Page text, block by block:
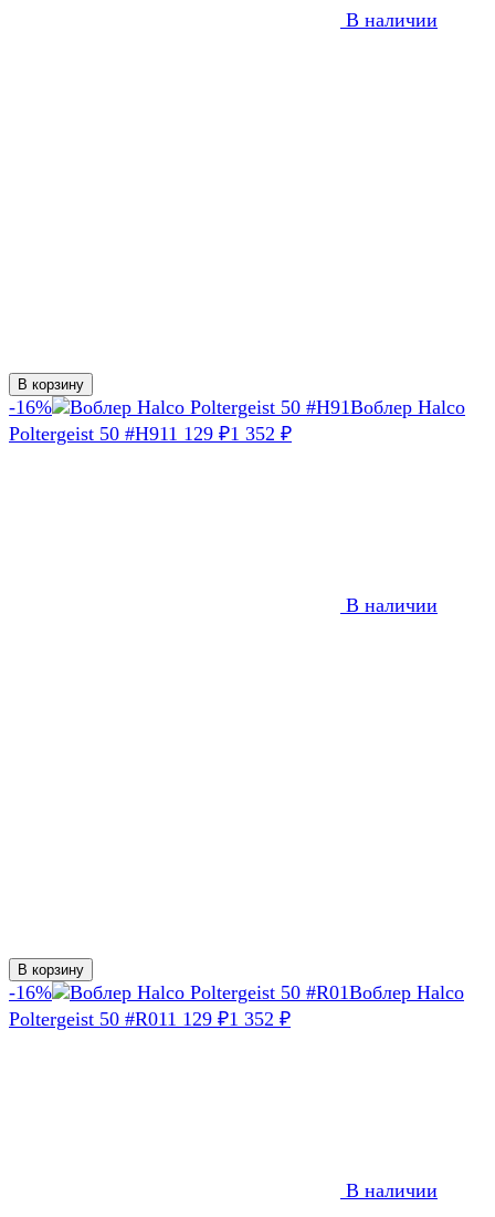
В наличии
В корзину
-16%
Воблер Halco
Poltergeist 50 #H911 129 ₽1 352 ₽
В наличии
В корзину
-16%
Воблер Halco
Poltergeist 50 #R011 129 ₽1 352 ₽
В наличии